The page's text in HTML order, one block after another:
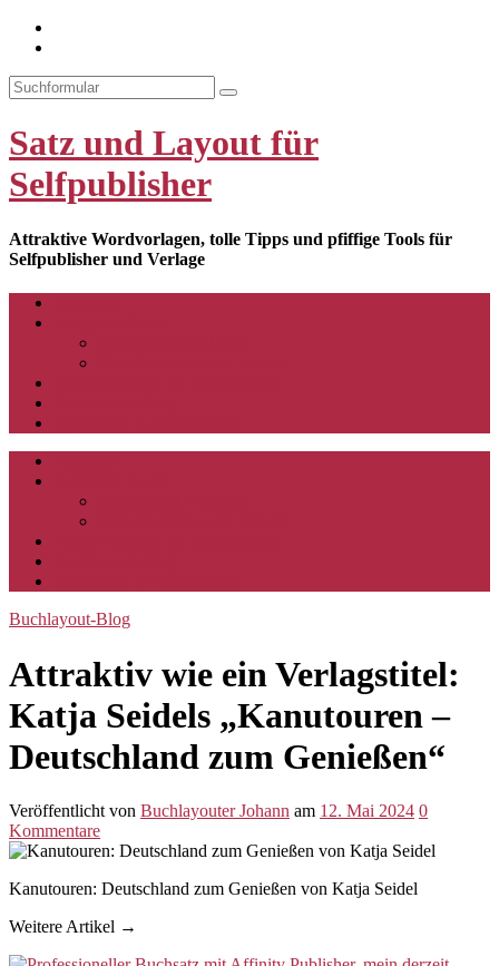
Satz und Layout für
Selfpublisher
Attraktive Wordvorlagen, tolle Tipps und pfiffige Tools für
Selfpublisher und Verlage
Buchlayout-Blog
Attraktiv wie ein Verlagstitel:
Katja Seidels „Kanutouren –
Deutschland zum Genießen“
Veröffentlicht von Buchlayouter Johann am 12. Mai 2024 0
Kommentare
Kanutouren: Deutschland zum Genießen von Katja Seidel
Weitere Artikel →